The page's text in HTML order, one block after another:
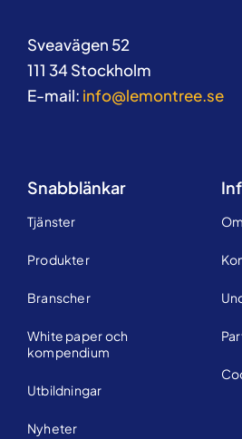
Sveavägen 52
111 34 Stockholm
E-mail: info@lemontree.se
Snabblänkar
Tjänster
Produkter
Branscher
White paper och
kompendium
Utbildningar
Nyheter